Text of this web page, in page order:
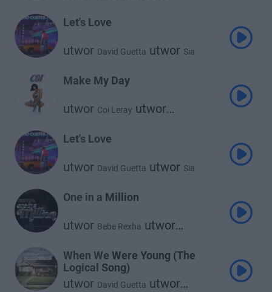
Let's Love
utwor David Guetta utwor Sia
Make My Day
utwor Coi Leray utwor
Let's Love
utwor David Guetta utwor Sia
One in a Million
utwor Bebe Rexha utwor
When We Were Young (The
Logical Song)
utwor David Guetta utwor